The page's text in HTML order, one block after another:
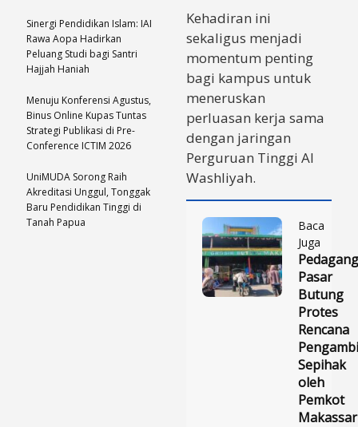
Kehadiran ini
sekaligus menjadi
momentum penting
bagi kampus untuk
meneruskan
perluasan kerja sama
dengan jaringan
Perguruan Tinggi Al
Washliyah.
Baca
Juga
Pedagang
Pasar
Butung
Protes
Rencana
Sepihak
oleh
Pemkot
Makassar
Sinergi Pendidikan Islam: IAI
Rawa Aopa Hadirkan
Peluang Studi bagi Santri
Hajjah Haniah
Menuju Konferensi Agustus,
Binus Online Kupas Tuntas
Strategi Publikasi di Pre-
Conference ICTIM 2026
UniMUDA Sorong Raih
Akreditasi Unggul, Tonggak
Baru Pendidikan Tinggi di
Tanah Papua